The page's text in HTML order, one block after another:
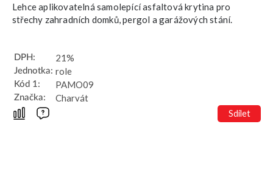
Lehce aplikovatelná samolepící asfaltová krytina pro
střechy zahradních domků, pergol a garážových stání.
DPH: 21%
Jednotka: role
Kód 1: PAMO09
Značka: Charvát
Sdílet